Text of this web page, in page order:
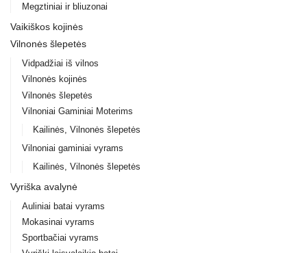
Megztiniai ir bliuzonai
Vaikiškos kojinės
Vilnonės šlepetės
Vidpadžiai iš vilnos
Vilnonės kojinės
Vilnonės šlepetės
Vilnoniai Gaminiai Moterims
Kailinės, Vilnonės šlepetės
Vilnoniai gaminiai vyrams
Kailinės, Vilnonės šlepetės
Vyriška avalynė
Auliniai batai vyrams
Mokasinai vyrams
Sportbačiai vyrams